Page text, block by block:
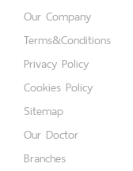
Our Company
Terms&Conditions
Privacy Policy
Cookies Policy
Sitemap
Our Doctor
Branches